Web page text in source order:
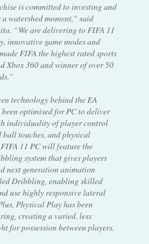
is committed to investing and
watershed moment,” said
“We are delivering to FIFA 11
innovative game modes and
FIFA the highest rated sports
Xbox 360 and winner of over 50
technology behind the EA
optimised for PC to deliver
individuality of player control
ball touches, and physical
11 PC will feature the
system that gives players
next generation animation
Dribbling, enabling skilled
use highly responsive lateral
Physical Play has been
creating a varied, less
for possession between players.